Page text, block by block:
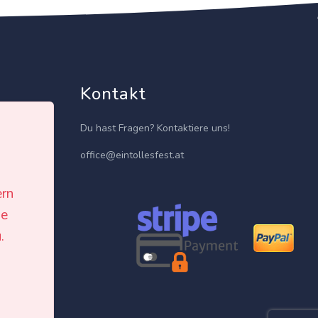
Kontakt
Du hast Fragen? Kontaktiere uns!
office@eintollesfest.at